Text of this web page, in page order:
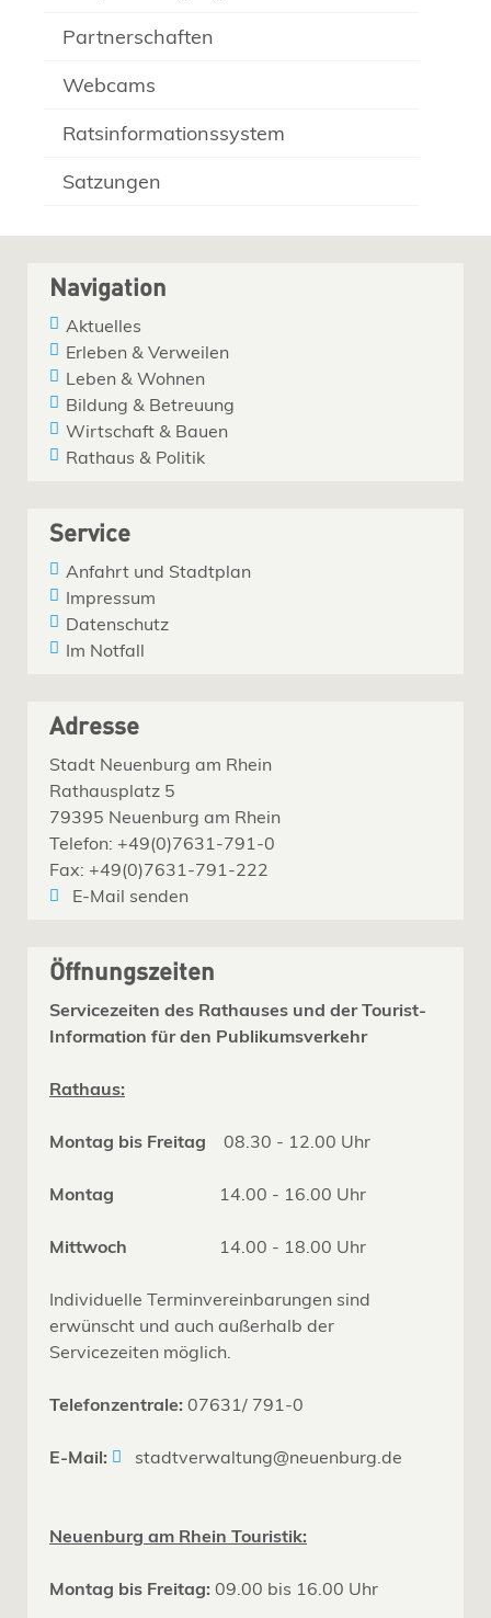
Partnerschaften
Webcams
Ratsinformationssystem
Satzungen
Navigation
Aktuelles
Erleben & Verweilen
Leben & Wohnen
Bildung & Betreuung
Wirtschaft & Bauen
Rathaus & Politik
Service
Anfahrt und Stadtplan
Impressum
Datenschutz
Im Notfall
Adresse
Stadt Neuenburg am Rhein
Rathausplatz 5
79395 Neuenburg am Rhein
Telefon: +49(0)7631-791-0
Fax: +49(0)7631-791-222
E-Mail senden
Öffnungszeiten
Servicezeiten des Rathauses und der Tourist-
Information für den Publikumsverkehr
Rathaus:
Montag bis Freitag 08.30 - 12.00 Uhr
Montag 14.00 - 16.00 Uhr
Mittwoch 14.00 - 18.00 Uhr
Individuelle Terminvereinbarungen sind
erwünscht und auch außerhalb der
Servicezeiten möglich.
Telefonzentrale: 07631/ 791-0
E-Mail: stadtverwaltung@neuenburg.de
Neuenburg am Rhein Touristik:
Montag bis Freitag: 09.00 bis 16.00 Uhr